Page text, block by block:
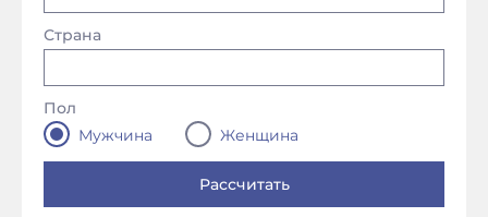
Страна
Пол
Мужчина
Женщина